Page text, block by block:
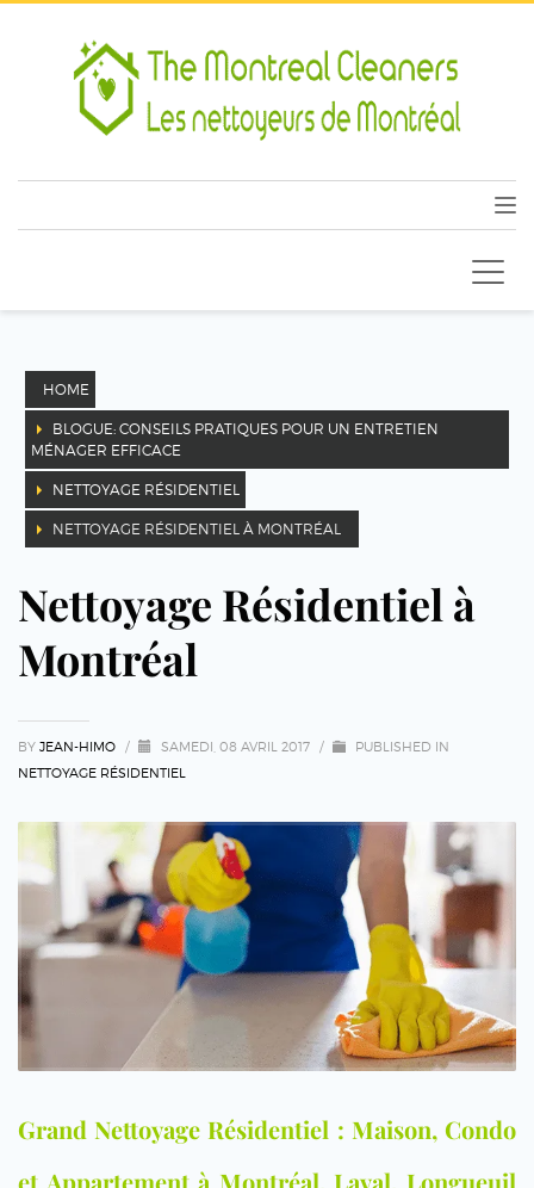
HOME
BLOGUE: CONSEILS PRATIQUES POUR UN ENTRETIEN
MÉNAGER EFFICACE
NETTOYAGE RÉSIDENTIEL
NETTOYAGE RÉSIDENTIEL À MONTRÉAL
Nettoyage Résidentiel à
Montréal
BY JEAN-HIMO / SAMEDI, 08 AVRIL 2017 /
PUBLISHED IN
NETTOYAGE RÉSIDENTIEL
Grand Nettoyage Résidentiel : Maison, Condo
et Appartement à Montréal, Laval, Longueuil